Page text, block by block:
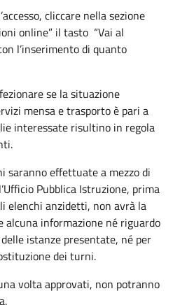
cliccare nella sezione
online” il tasto “Vai al
l’inserimento di quanto
se la situazione
mensa e trasporto è pari a
interessate risultino in regola
saranno effettuate a mezzo di
Pubblica Istruzione, prima
elenchi anzidetti, non avrà la
alcuna informazione né riguardo
istanze presentate, né per
dei turni.
volta approvati, non potranno